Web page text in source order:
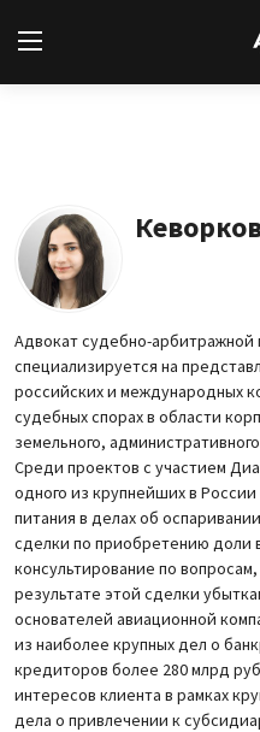
Статьи
Архив
База знаний
Подписка
Адвокат судебно-
специализируется на
российских и международных
судебных спорах в области
земельного,
Среди проектов с участием
одного из крупнейших в
питания в делах об
сделки по приобретению доли
консультирование по
результате этой сделки
основателей авиационной
из наиболее крупных дел о
кредиторов более 280 млрд
интересов клиента в рамках
дела о привлечении к